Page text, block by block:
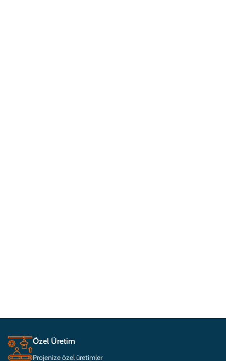
Özel Üretim
Projenize özel üretimler